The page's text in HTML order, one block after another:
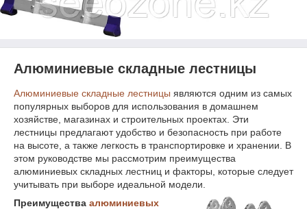
Алюминиевые складные лестницы
Алюминиевые складные лестницы являются одним из самых
популярных выборов для использования в домашнем
хозяйстве, магазинах и строительных проектах. Эти
лестницы предлагают удобство и безопасность при работе
на высоте, а также легкость в транспортировке и хранении. В
этом руководстве мы рассмотрим преимущества
алюминиевых складных лестниц и факторы, которые следует
учитывать при выборе идеальной модели.
Преимущества алюминиевых